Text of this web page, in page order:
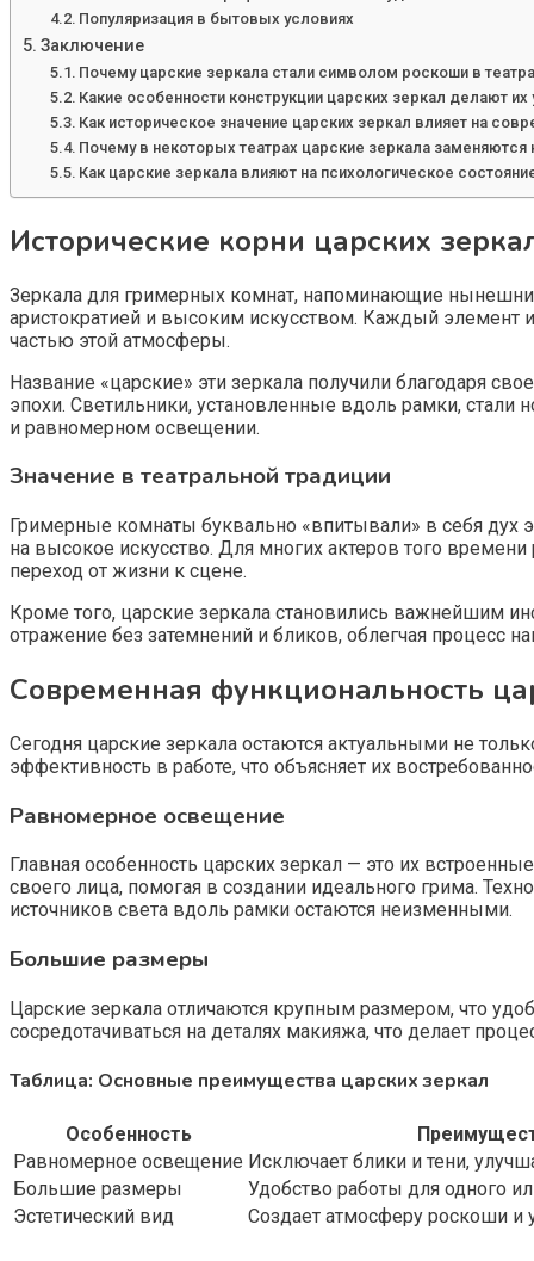
Популяризация в бытовых условиях
Заключение
Почему царские зеркала стали символом роскоши в
Какие особенности конструкции царских зеркал делают
Как историческое значение царских зеркал влияет на
Почему в некоторых театрах царские зеркала
Как царские зеркала влияют на психологическое
Исторические корни царских
Зеркала для гримерных комнат, напоминающие
аристократией и высоким искусством. Каждый элемент
частью этой атмосферы.
Название «царские» эти зеркала получили благодаря
эпохи. Светильники, установленные вдоль рамки,
и равномерном освещении.
Значение в театральной традиции
Гримерные комнаты буквально «впитывали» в себя дух
на высокое искусство. Для многих актеров того
переход от жизни к сцене.
Кроме того, царские зеркала становились важнейшим
отражение без затемнений и бликов, облегчая процесс
Современная функциональность
Сегодня царские зеркала остаются актуальными не
эффективность в работе, что объясняет их
Равномерное освещение
Главная особенность царских зеркал — это их
своего лица, помогая в создании идеального грима.
источников света вдоль рамки остаются неизменными.
Большие размеры
Царские зеркала отличаются крупным размером, что
сосредотачиваться на деталях макияжа, что делает
Таблица: Основные преимущества царских зеркал
Особенность
Равномерное освещение Исключает блики и тени,
Большие размеры
Удобство работы для одного
Эстетический вид
Создает атмосферу роскоши и